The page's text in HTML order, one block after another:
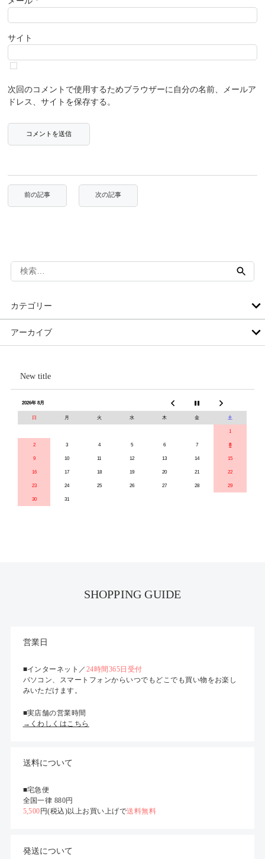
サイト
次回のコメントで使用するためブラウザーに自分の名前、メールア
ドレス、サイトを保存する。
検
カテゴリー
アーカイブ
New title
2026年 8月
日 月 火 水 木 金 土
1
2 3 4 5 6 7 8
9 10 11 12 13 14 15
16 17 18 19 20 21 22
23 24 25 26 27 28 29
30 31
SHOPPING GUIDE
営業日
■インターネット／ 24時間365日受付
パソコン、スマートフォンからいつでもどこでも買い物をお楽し
みいただけます。
■実店舗の営業時間
→くわしくはこちら
送料について
■宅急便
全国一律 880円
5,500 円(税込)以上お買い上げで送料無料
発送について